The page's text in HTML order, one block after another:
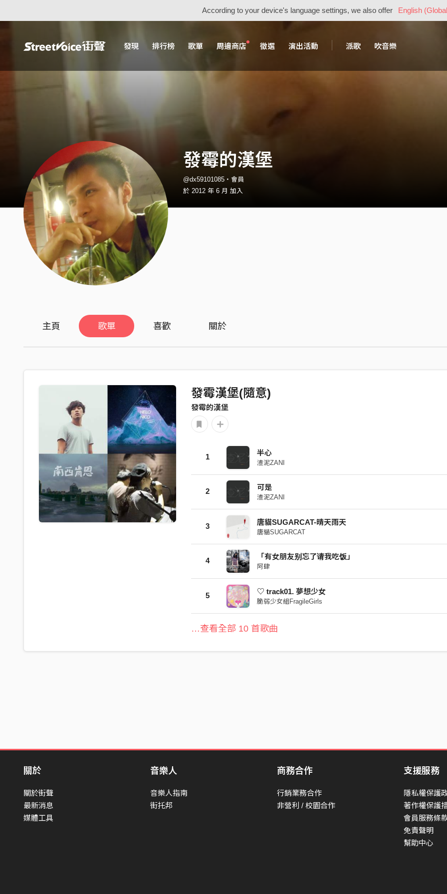
According to your device's language settings, we also offer English
發現 排行榜 歌單 周邊商店 徵選 演出活動 派歌 吹音樂
發霉的漢堡
@dx59101085・會員
於 2012 年 6 月 加入
主頁 歌單 喜歡 關於
發霉漢堡(隨意)
發霉的漢堡
1 半心
渣泥ZANI
2 可是
渣泥ZANI
3 唐貓SUGARCAT-晴天雨天
唐貓SUGARCAT
4 「有女朋友别忘了请我吃饭」
阿肆
5 ♡ track01. 夢想少女
脆弱少女組FragileGirls
…查看全部 10 首歌曲
關於
關於街聲
最新消息
媒體工具
音樂人
音樂人指南
街托邦
商務合作
行銷業務合作
非營利 / 校園合作
支援服務
隱私權保護
著作權保護
會員服務條
免責聲明
幫助中心